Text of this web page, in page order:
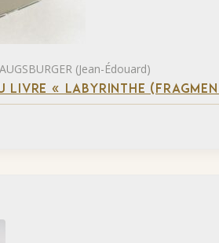
(Jean-Édouard)
LIVRE « LABYRINTHE